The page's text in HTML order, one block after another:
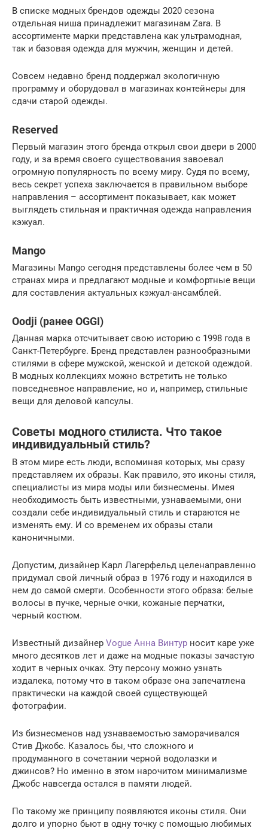
В списке модных брендов одежды 2020 сезона
отдельная ниша принадлежит магазинам Zara. В
ассортименте марки представлена как ультрамодная,
так и базовая одежда для мужчин, женщин и детей.
Совсем недавно бренд поддержал экологичную
программу и оборудовал в магазинах контейнеры для
сдачи старой одежды.
Reserved
Первый магазин этого бренда открыл свои двери в 2000
году, и за время своего существования завоевал
огромную популярность по всему миру. Судя по всему,
весь секрет успеха заключается в правильном выборе
направления – ассортимент показывает, как может
выглядеть стильная и практичная одежда направления
кэжуал.
Mango
Магазины Mango сегодня представлены более чем в 50
странах мира и предлагают модные и комфортные вещи
для составления актуальных кэжуал-ансамблей.
Oodji (ранее OGGI)
Данная марка отсчитывает свою историю с 1998 года в
Санкт-Петербурге. Бренд представлен разнообразными
стилями в сфере мужской, женской и детской одеждой.
В модных коллекциях можно встретить не только
повседневное направление, но и, например, стильные
вещи для деловой капсулы.
Советы модного стилиста. Что такое
индивидуальный стиль?
В этом мире есть люди, вспоминая которых, мы сразу
представляем их образы. Как правило, это иконы стиля,
специалисты из мира моды или бизнесмены. Имея
необходимость быть известными, узнаваемыми, они
создали себе индивидуальный стиль и стараются не
изменять ему. И со временем их образы стали
каноничными.
Допустим, дизайнер Карл Лагерфельд целенаправленно
придумал свой личный образ в 1976 году и находился в
нем до самой смерти. Особенности этого образа: белые
волосы в пучке, черные очки, кожаные перчатки,
черный костюм.
Известный дизайнер Vogue Анна Винтур носит каре уже
много десятков лет и даже на модные показы зачастую
ходит в черных очках. Эту персону можно узнать
издалека, потому что в таком образе она запечатлена
практически на каждой своей существующей
фотографии.
Из бизнесменов над узнаваемостью заморачивался
Стив Джобс. Казалось бы, что сложного и
продуманного в сочетании черной водолазки и
джинсов? Но именно в этом нарочитом минимализме
Джобс навсегда остался в памяти людей.
По такому же принципу появляются иконы стиля. Они
долго и упорно бьют в одну точку с помощью любимых